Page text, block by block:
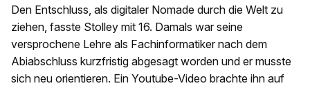
Den Entschluss, als digitaler Nomade durch die Welt zu
ziehen, fasste Stolley mit 16. Damals war seine
versprochene Lehre als Fachinformatiker nach dem
Abiabschluss kurzfristig abgesagt worden und er musste
sich neu orientieren. Ein Youtube-Video brachte ihn auf